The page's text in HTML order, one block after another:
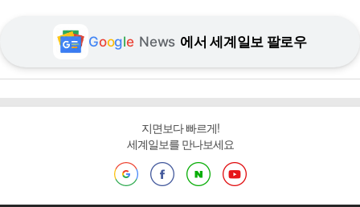
Google News 에서 세계일보 팔로우
지면보다 빠르게!
세계일보를 만나보세요